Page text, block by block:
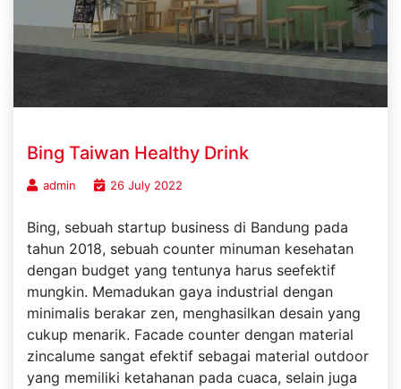
Bing Taiwan Healthy Drink
admin 26 July 2022
Bing, sebuah startup business di Bandung pada
tahun 2018, sebuah counter minuman kesehatan
dengan budget yang tentunya harus seefektif
mungkin. Memadukan gaya industrial dengan
minimalis berakar zen, menghasilkan desain yang
cukup menarik. Facade counter dengan material
zincalume sangat efektif sebagai material outdoor
yang memiliki ketahanan pada cuaca, selain juga